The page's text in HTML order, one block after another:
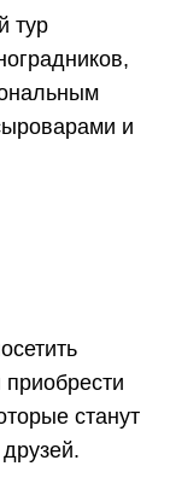
тур
и
станут